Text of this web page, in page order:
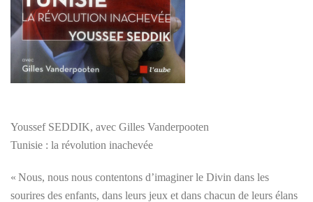
Youssef SEDDIK, avec Gilles Vanderpooten
Tunisie : la révolution inachevée
« Nous, nous nous contentons d’imaginer le Divin dans les
sourires des enfants, dans leurs jeux et dans chacun de leurs élans